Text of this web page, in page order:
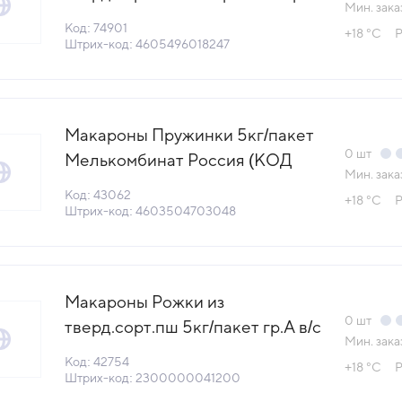
(+18°С)
Код: 74901
Штрих-код: 4605496018247
Мин.
+18 °С
Макароны Пружинки 5кг/пакет
Мелькомбинат Россия (КОД
Код: 43062
Штрих-код: 4603504703048
0 шт
Мин.
+18 °С
Макароны Рожки из
тверд.сорт.пш 5кг/пакет гр.А в/с
42754) (+18°С)
Код: 42754
Штрих-код: 2300000041200
0 шт
Мин.
+18 °С